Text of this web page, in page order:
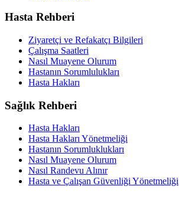
Hasta Rehberi
Ziyaretçi ve Refakatçı Bilgileri
Çalışma Saatleri
Nasıl Muayene Olurum
Hastanın Sorumlulukları
Hasta Hakları
Sağlık Rehberi
Hasta Hakları
Hasta Hakları Yönetmeliği
Hastanın Sorumluklukları
Nasıl Muayene Olurum
Nasıl Randevu Alınır
Hasta ve Çalışan Güvenliği Yönetmeliği